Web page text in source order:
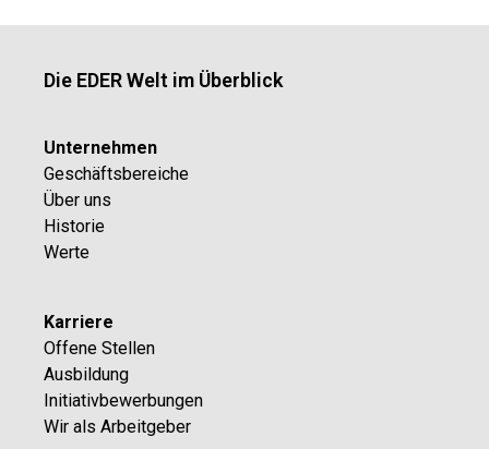
Die EDER Welt im Überblick
Unternehmen
Geschäftsbereiche
Über uns
Historie
Werte
Karriere
Offene Stellen
Ausbildung
Initiativbewerbungen
Wir als Arbeitgeber